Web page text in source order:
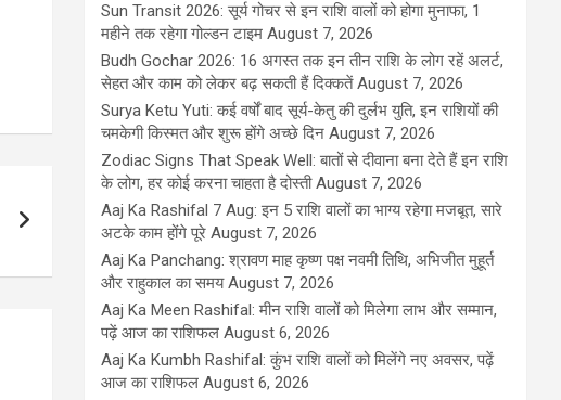
Sun Transit 2026: सूर्य गोचर से इन राशि वालों को होगा मुनाफा, 1
महीने तक रहेगा गोल्डन टाइम August 7, 2026
Budh Gochar 2026: 16 अगस्त तक इन तीन राशि के लोग रहें अलर्ट,
सेहत और काम को लेकर बढ़ सकती हैं दिक्कतें August 7, 2026
Surya Ketu Yuti: कई वर्षों बाद सूर्य-केतु की दुर्लभ युति, इन राशियों की
चमकेगी किस्मत और शुरू होंगे अच्छे दिन August 7, 2026
Zodiac Signs That Speak Well: बातों से दीवाना बना देते हैं इन राशि
के लोग, हर कोई करना चाहता है दोस्ती August 7, 2026
Aaj Ka Rashifal 7 Aug: इन 5 राशि वालों का भाग्य रहेगा मजबूत, सारे
अटके काम होंगे पूरे August 7, 2026
Aaj Ka Panchang: श्रावण माह कृष्ण पक्ष नवमी तिथि, अभिजीत मुहूर्त
और राहुकाल का समय August 7, 2026
Aaj Ka Meen Rashifal: मीन राशि वालों को मिलेगा लाभ और सम्मान,
पढ़ें आज का राशिफल August 6, 2026
Aaj Ka Kumbh Rashifal: कुंभ राशि वालों को मिलेंगे नए अवसर, पढ़ें
आज का राशिफल August 6, 2026